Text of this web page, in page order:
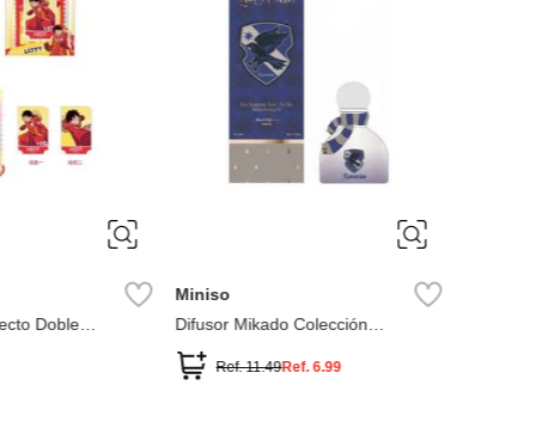
Doble
Miniso
Difusor Mikado Colección
Ref.11.49Ref.6.99